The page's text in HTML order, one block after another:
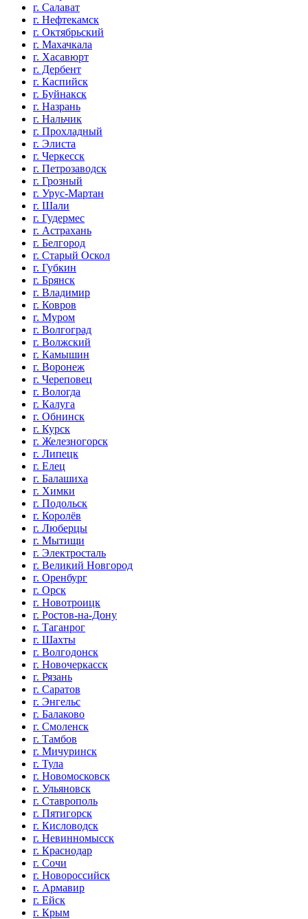
г. Салават
г. Нефтекамск
г. Октябрьский
г. Махачкала
г. Хасавюрт
г. Дербент
г. Каспийск
г. Буйнакск
г. Назрань
г. Нальчик
г. Прохладный
г. Элиста
г. Черкесск
г. Петрозаводск
г. Грозный
г. Урус-Мартан
г. Шали
г. Гудермес
г. Астрахань
г. Белгород
г. Старый Оскол
г. Губкин
г. Брянск
г. Владимир
г. Ковров
г. Муром
г. Волгоград
г. Волжский
г. Камышин
г. Воронеж
г. Череповец
г. Вологда
г. Калуга
г. Обнинск
г. Курск
г. Железногорск
г. Липецк
г. Елец
г. Балашиха
г. Химки
г. Подольск
г. Королёв
г. Люберцы
г. Мытищи
г. Электросталь
г. Великий Новгород
г. Оренбург
г. Орск
г. Новотроицк
г. Ростов-на-Дону
г. Таганрог
г. Шахты
г. Волгодонск
г. Новочеркасск
г. Рязань
г. Саратов
г. Энгельс
г. Балаково
г. Смоленск
г. Тамбов
г. Мичуринск
г. Тула
г. Новомосковск
г. Ульяновск
г. Ставрополь
г. Пятигорск
г. Кисловодск
г. Невинномысск
г. Краснодар
г. Сочи
г. Новороссийск
г. Армавир
г. Ейск
г. Крым